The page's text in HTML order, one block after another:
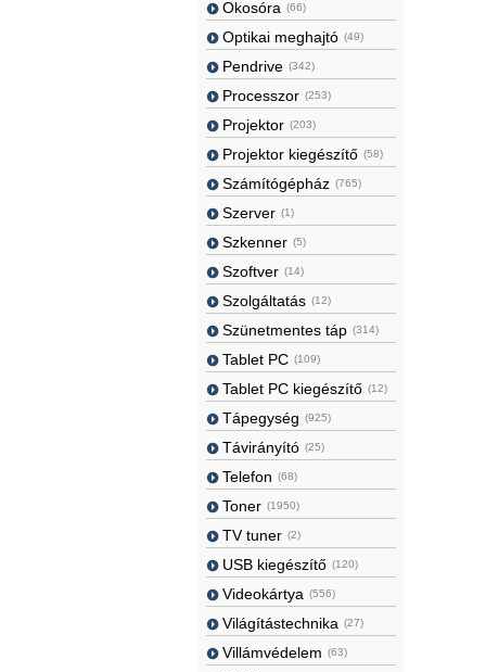
Okosóra (66)
Optikai meghajtó (49)
Pendrive (342)
Processzor (253)
Projektor (203)
Projektor kiegészítő (58)
Számítógépház (765)
Szerver (1)
Szkenner (5)
Szoftver (14)
Szolgáltatás (12)
Szünetmentes táp (314)
Tablet PC (109)
Tablet PC kiegészítő (12)
Tápegység (925)
Távirányító (25)
Telefon (68)
Toner (1950)
TV tuner (2)
USB kiegészítő (120)
Videokártya (556)
Világítástechnika (27)
Villámvédelem (63)